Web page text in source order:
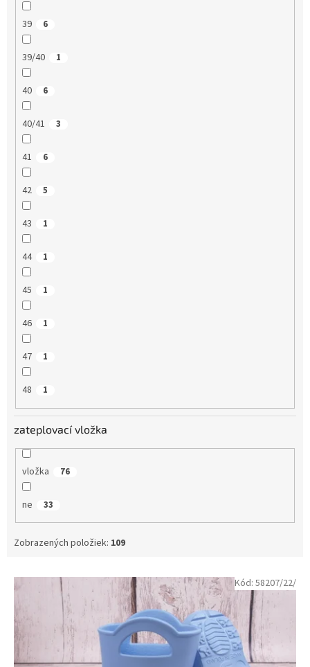
39 6
39/40 1
40 6
40/41 3
41 6
42 5
43 1
44 1
45 1
46 1
47 1
48 1
zateplovací vložka
vložka 76
ne 33
Zobrazených položiek: 109
V
Kód: 58207/22/